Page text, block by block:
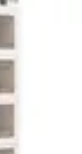
Guides pratiques